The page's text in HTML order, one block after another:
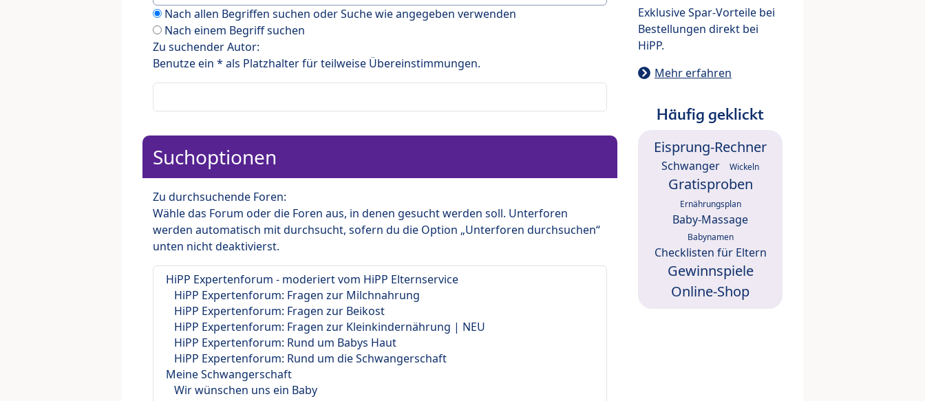
Nach allen Begriffen suchen oder Suche wie angegeben verwenden
Nach einem Begriff suchen
Zu suchender Autor:
Benutze ein * als Platzhalter für teilweise Übereinstimmungen.
Suchoptionen
Zu durchsuchende Foren:
Wähle das Forum oder die Foren aus, in denen gesucht werden soll. Unterforen
werden automatisch mit durchsucht, sofern du die Option „Unterforen durchsuchen“
unten nicht deaktivierst.
Exklusive Spar-Vorteile bei
Bestellungen direkt bei
HiPP.
Mehr erfahren
Häufig geklickt
Eisprung-Rechner
Schwanger Wickeln
Gratisproben
Ernährungsplan
Baby-Massage
Babynamen
Checklisten für Eltern
Gewinnspiele
Online-Shop